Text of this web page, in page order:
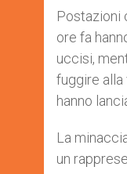
Postazioni
ore fa
uccisi,
fuggire alla
hanno
La
un